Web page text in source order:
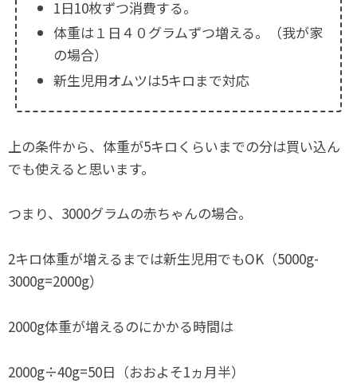
1日10枚ずつ消費する。
体重は１日４０グラムずつ増える。（我が家
の場合）
新生児用オムツは5キロまで対応
上の条件から、体重が5キロくらいまでの分は買い込ん
でも使えると思います。
つまり、3000グラムの赤ちゃんの場合。
2キロ体重が増えるまでは新生児用でもOK（5000g-
3000g=2000g）
2000g体重が増えるのにかかる時間は
2000g÷40g=50日（おおよそ1ヵ月半）